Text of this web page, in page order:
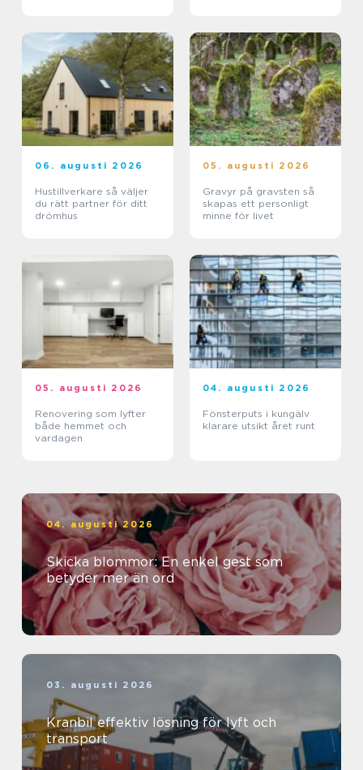
06. augusti 2026
Hustillverkare så väljer
du rätt partner för ditt
drömhus
05. augusti 2026
Gravyr på gravsten så
skapas ett personligt
minne för livet
05. augusti 2026
Renovering som lyfter
både hemmet och
vardagen
04. augusti 2026
Fönsterputs i kungälv
klarare utsikt året runt
04. augusti 2026
Skicka blommor: En enkel gest som
betyder mer än ord
03. augusti 2026
Kranbil effektiv lösning för lyft och
transport